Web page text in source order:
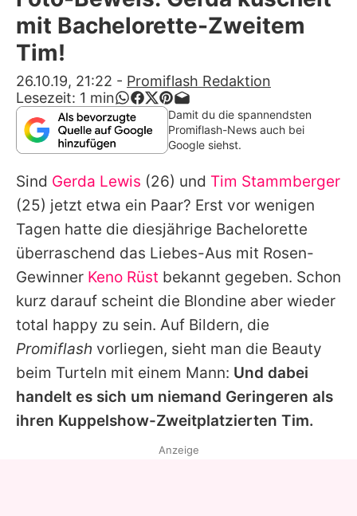
Alle Themen auf Promiflash
App runterladen
Team
Redaktionelle Richtlinien
Impressum
Datenschutzerklärung
Nutzungsbedingungen
Utiq verwalten
mit Bachelorette-Zweitem
Tim!
26.10.19, 21:22 - Promiflash Redaktion
Lesezeit: 1 min
Damit du die spannendsten
Promiflash-News auch bei
Google siehst.
Sind Gerda Lewis (26) und Tim Stammberger
(25) jetzt etwa ein Paar? Erst vor wenigen
Tagen hatte die diesjährige Bachelorette
überraschend das Liebes-Aus mit Rosen-
Gewinner Keno Rüst bekannt gegeben. Schon
kurz darauf scheint die Blondine aber wieder
total happy zu sein. Auf Bildern, die
Promiflash vorliegen, sieht man die Beauty
beim Turteln mit einem Mann: Und dabei
handelt es sich um niemand Geringeren als
ihren Kuppelshow-Zweitplatzierten Tim.
Anzeige